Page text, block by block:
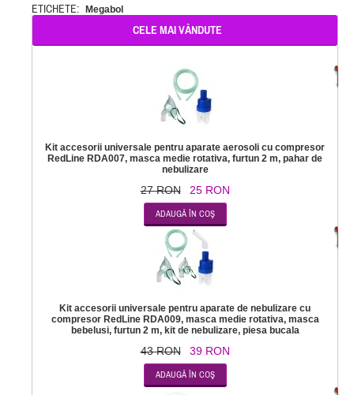
ETICHETE: Megabol
CELE MAI VÂNDUTE
Kit accesorii universale pentru aparate aerosoli cu compresor
RedLine RDA007, masca medie rotativa, furtun 2 m, pahar de
nebulizare
27 RON 25 RON
Kit accesorii universale pentru aparate de nebulizare cu
compresor RedLine RDA009, masca medie rotativa, masca
bebelusi, furtun 2 m, kit de nebulizare, piesa bucala
43 RON 39 RON